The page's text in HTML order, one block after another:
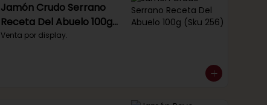
Jamón Crudo Serrano
Receta Del Abuelo 100g
(Sku 256)
Venta por display.